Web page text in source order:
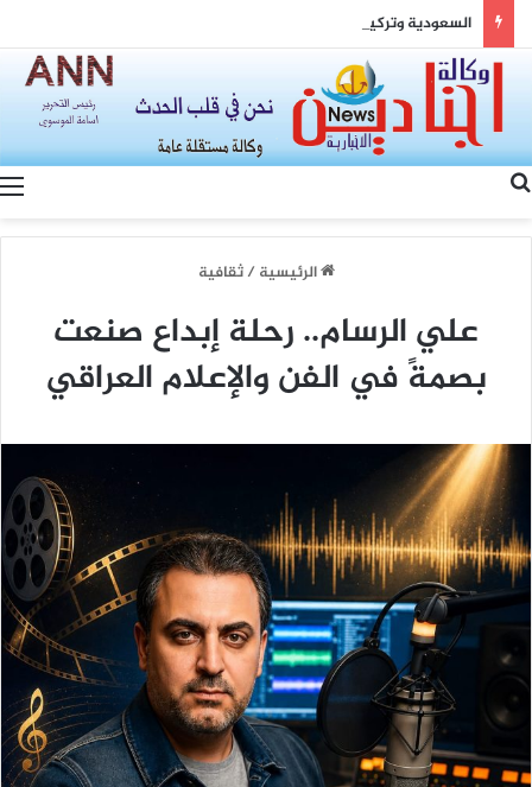
السعودية وتركيا وباكستان: مثلث القوة وصياغة شرق أوسط جديد
الرئيسية / ثقافية
علي الرسام.. رحلة إبداع صنعت
بصمةً في الفن والإعلام العراقي